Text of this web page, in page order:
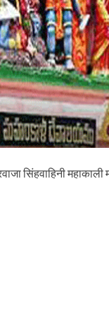
सिंहवाहिनी महाकाली